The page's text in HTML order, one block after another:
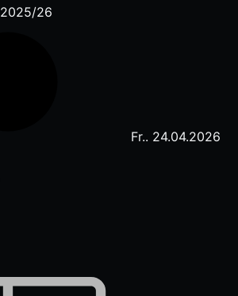
Fr.. 24.04.2026